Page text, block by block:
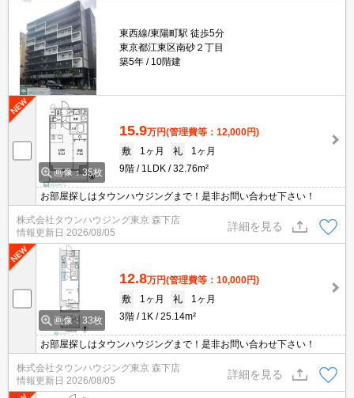
東西線/東陽町駅 徒歩5分
東京都江東区南砂２丁目
築5年
10階建
画像：35枚
15.9万円(管理費等：12,000円)
敷
1ヶ月 礼
1ヶ月
9階
1LDK 32.76m²
お部屋探しはタウンハウジングまで！是非お問い合わせ下さい！
株式会社タウンハウジング東京 森下店
情報更新日 2026/08/05
詳細を見る
画像：33枚
12.8万円(管理費等：10,000円)
敷
1ヶ月 礼
1ヶ月
3階
1K 25.14m²
お部屋探しはタウンハウジングまで！是非お問い合わせ下さい！
株式会社タウンハウジング東京 森下店
情報更新日 2026/08/05
詳細を見る